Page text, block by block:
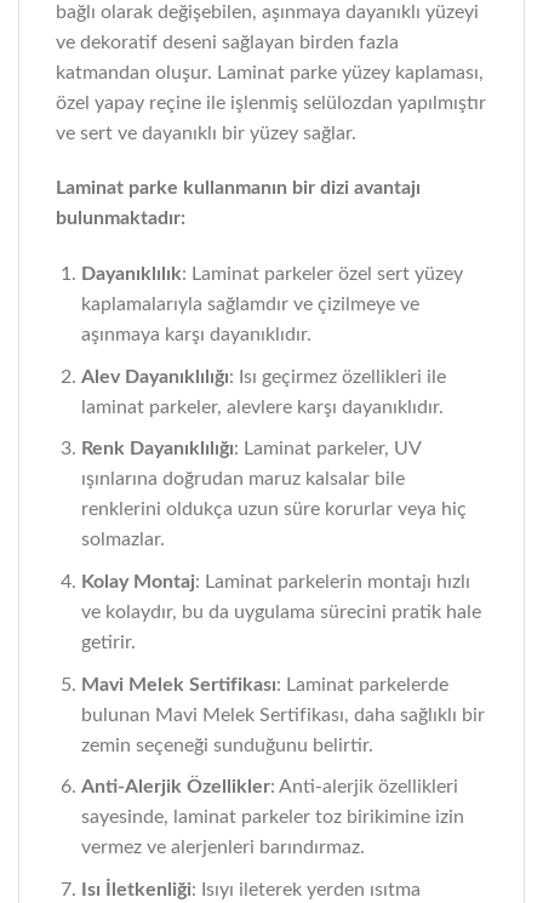
bağlı olarak değişebilen, aşınmaya dayanıklı yüzeyi
ve dekoratif deseni sağlayan birden fazla
katmandan oluşur. Laminat parke yüzey kaplaması,
özel yapay reçine ile işlenmiş selülozdan yapılmıştır
ve sert ve dayanıklı bir yüzey sağlar.
Laminat parke kullanmanın bir dizi avantajı
bulunmaktadır:
Dayanıklılık: Laminat parkeler özel sert yüzey
kaplamalarıyla sağlamdır ve çizilmeye ve
aşınmaya karşı dayanıklıdır.
Alev Dayanıklılığı: Isı geçirmez özellikleri ile
laminat parkeler, alevlere karşı dayanıklıdır.
Renk Dayanıklılığı: Laminat parkeler, UV
ışınlarına doğrudan maruz kalsalar bile
renklerini oldukça uzun süre korurlar veya hiç
solmazlar.
Kolay Montaj: Laminat parkelerin montajı hızlı
ve kolaydır, bu da uygulama sürecini pratik hale
getirir.
Mavi Melek Sertifikası: Laminat parkelerde
bulunan Mavi Melek Sertifikası, daha sağlıklı bir
zemin seçeneği sunduğunu belirtir.
Anti-Alerjik Özellikler: Anti-alerjik özellikleri
sayesinde, laminat parkeler toz birikimine izin
vermez ve alerjenleri barındırmaz.
Isı İletkenliği: Isıyı ileterek yerden ısıtma